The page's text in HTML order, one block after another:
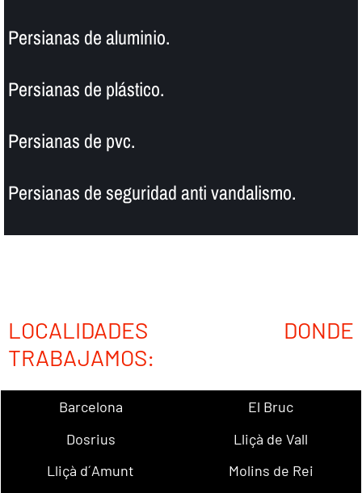
Persianas de aluminio.
Persianas de plástico.
Persianas de pvc.
Persianas de seguridad anti vandalismo.
LOCALIDADES DONDE
TRABAJAMOS:
Barcelona
El Bruc
Dosrius
Lliçà de Vall
Lliçà d´Amunt
Molins de Rei